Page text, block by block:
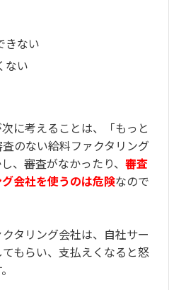
きない
ない
に考えることは、「もっと
のない給料ファクタリング
、審査がなかったり、 審査
会社を使うのは危険なので
タリング会社は、自社サー
もらい、支払えくなると怒